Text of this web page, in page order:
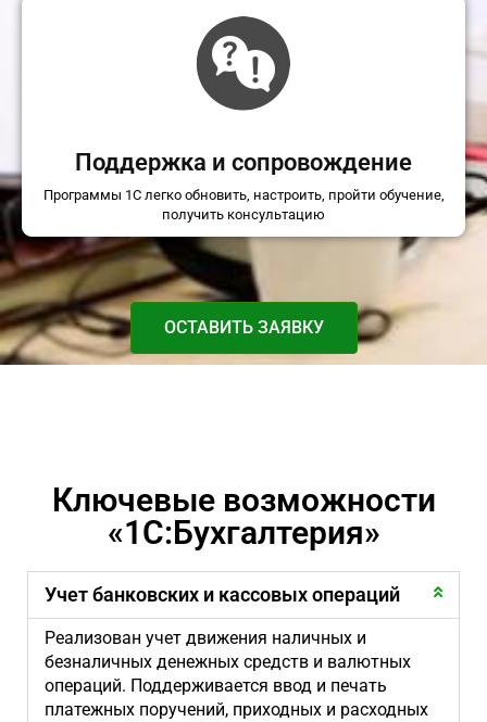
Поддержка и сопровождение
Программы 1С легко обновить, настроить, пройти обучение,
получить консультацию
ОСТАВИТЬ ЗАЯВКУ
Ключевые возможности
«1С:Бухгалтерия»
Учет банковских и кассовых операций
Реализован учет движения наличных и
безналичных денежных средств и валютных
операций. Поддерживается ввод и печать
платежных поручений, приходных и расходных